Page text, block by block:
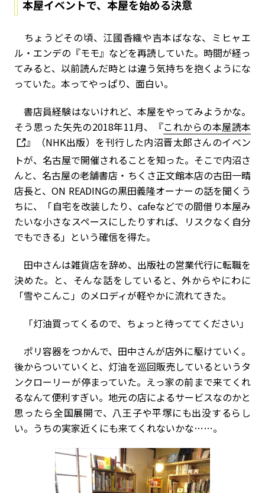
本屋イベントで、本屋を始める決意
ちょうどその頃、江國香織や吉本ばなな、ミヒャエ
ル・エンデの『モモ』などを再読していた。時間が経っ
てみると、以前読んだ時とは違う気持ちを抱くようにな
っていた。本ってやっぱり、面白い。
書店員経験はないけれど、本屋をやってみようかな。
そう思った矢先の2018年11月、『これからの本屋読本
』（NHK出版）を刊行した内沼晋太郎さんのイベン
トが、名古屋で開催されることを知った。そこで内沼さ
んと、名古屋の老舗書店・ちくさ正文館本店の古田一晴
店長と、ON READINGの黒田義隆オーナーの話を聞くう
ちに、「自宅を改装したり、cafeなどでの間借り本屋み
たいな小さなスペースにしたりすれば、リスクなく自分
でもできる」という確信を得た。
田中さんは雑貨店を辞め、出版社の営業代行に転職を
決めた。と、そんな話をしていると、外からやにわに
「雪やこんこ」のメロディが軽やかに流れてきた。
「灯油買ってくるので、ちょっと待っててください」
ポリ容器をつかんで、田中さんが店外に駆けていく。
後からついていくと、灯油を巡回販売しているというタ
ンクローリーが停まっていた。えっ家の前まで来てくれ
るなんて便利すぎい。地元の店によるサービスなのかと
思ったら全国展開で、八王子や平塚にも出没するらし
い。うちの実家近くにも来てくれないかな……。